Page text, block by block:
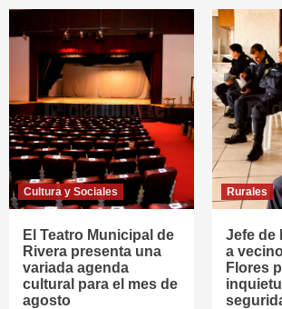
Cultura y Sociales
El Teatro Municipal de
Rivera presenta una
variada agenda
cultural para el mes de
agosto
Rurales
Jefe de
a
Flores